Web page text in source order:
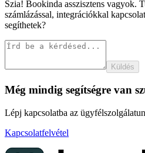
Szia! Bookinda asszisztens vagyok.
számlázással, integrációkkal
segíthetek?
Küldés
Még mindig segítségre van
Lépj kapcsolatba az
Kapcsolatfelvétel